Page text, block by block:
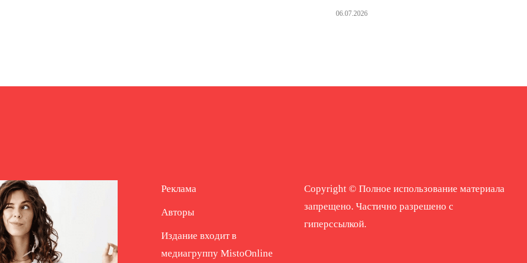
06.07.2026
Реклама
Авторы
Издание входит в
медиагруппу MistoOnline
Copyright © Полное использование материала
запрещено. Частично разрешено с
гиперссылкой.